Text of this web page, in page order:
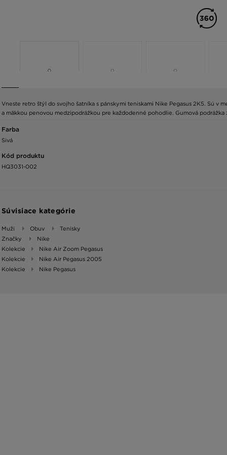
Vneste retro štýl do svojho šatníka s pánskymi teniskami Nike Pegasus 2K5. Sú
a mäkkou penovou medzipodrážkou pre každodenné pohodlie. Gumová
Farba
Sivá
Kód produktu
HQ3031-002
Súvisiace kategórie
Muži Obuv
Tenisky
Značky
Nike
Kolekcie
Nike Air Zoom Pegasus
Kolekcie
Nike Air Pegasus 2005
Kolekcie
Nike Pegasus